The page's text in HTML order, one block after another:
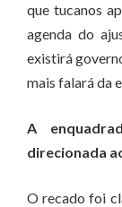
que tucanos
agenda do
existirá
mais falará da
A
direcionada
O recado foi